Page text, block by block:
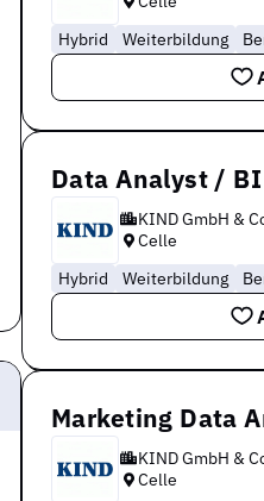
Hybrid
Weiterbildung
Data Analyst /
KIND GmbH &
Celle
Hybrid
Weiterbildung
Marketing Data
KIND GmbH &
Celle